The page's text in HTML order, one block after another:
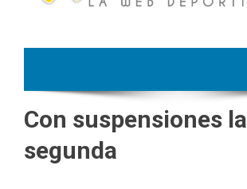
Con suspensiones la
segunda